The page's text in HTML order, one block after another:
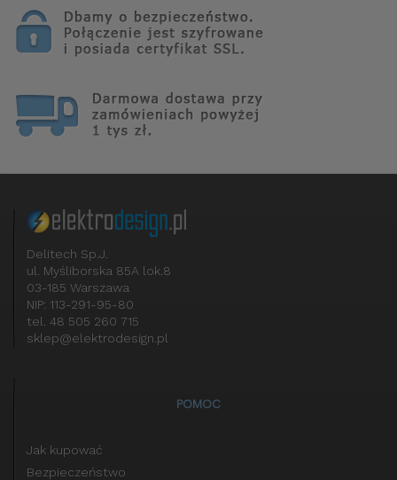
Delitech Sp.J.
ul. Myśliborska 85A lok.8
03-185 Warszawa
NIP: 113-291-95-80
tel. 48 505 260 715
sklep@elektrodesign.pl
POMOC
Jak kupować
Bezpieczeństwo